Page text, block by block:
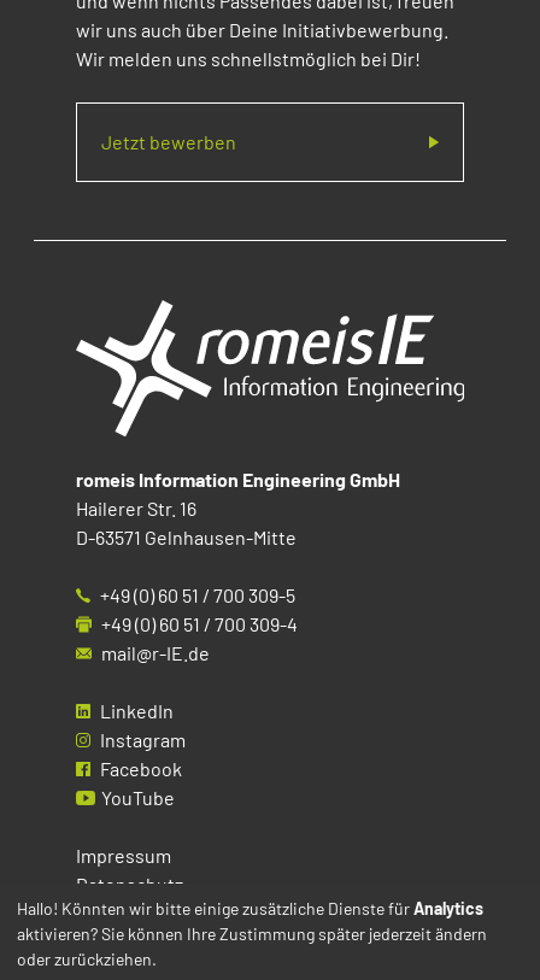
wir uns auch über Deine Initiativbewerbung.
Wir melden uns schnellstmöglich bei Dir!
Jetzt bewerben
romeis Information Engineering GmbH
Hailerer Str. 16
D-63571 Gelnhausen-Mitte
+49 (0) 60 51 / 700 309-5
+49 (0) 60 51 / 700 309-4
mail@r-IE.de
LinkedIn
Instagram
Facebook
YouTube
Impressum
Datenschutz
Cookies
Hallo! Könnten wir bitte einige zusätzliche Dienste fürAnalytics
aktivieren? Sie können Ihre Zustimmung später jederzeit ändern
oder zurückziehen.